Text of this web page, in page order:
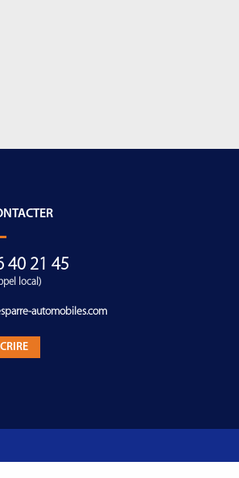
40 21 45
local)
automobiles.com